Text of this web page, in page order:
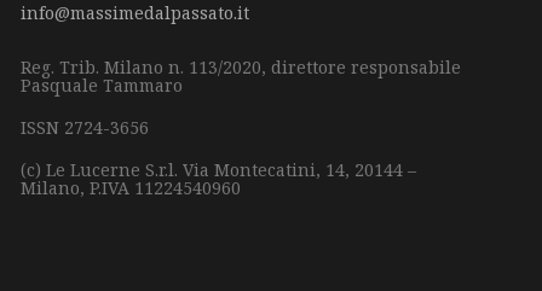
info@massimedalpassato.it
Reg. Trib. Milano n. 113/2020, direttore responsabile
Pasquale Tammaro
ISSN 2724-3656
(c) Le Lucerne S.r.l. Via Montecatini, 14, 20144 –
Milano, P.IVA 11224540960